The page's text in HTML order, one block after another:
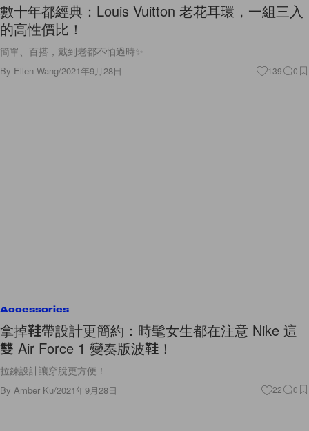
數十年都經典：Louis Vuitton 老花耳環，一組三入
的高性價比！
簡單、百搭，戴到老都不怕過時✨
By Ellen Wang/2021年9月28日 139 0
Accessories
拿掉鞋帶設計更簡約：時髦女生都在注意 Nike 這
雙 Air Force 1 變奏版波鞋！
拉鍊設計讓穿脫更方便！
By Amber Ku/2021年9月28日 22 0